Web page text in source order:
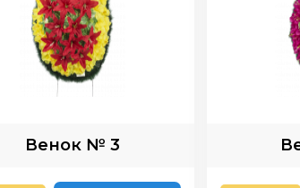
Венок № 3